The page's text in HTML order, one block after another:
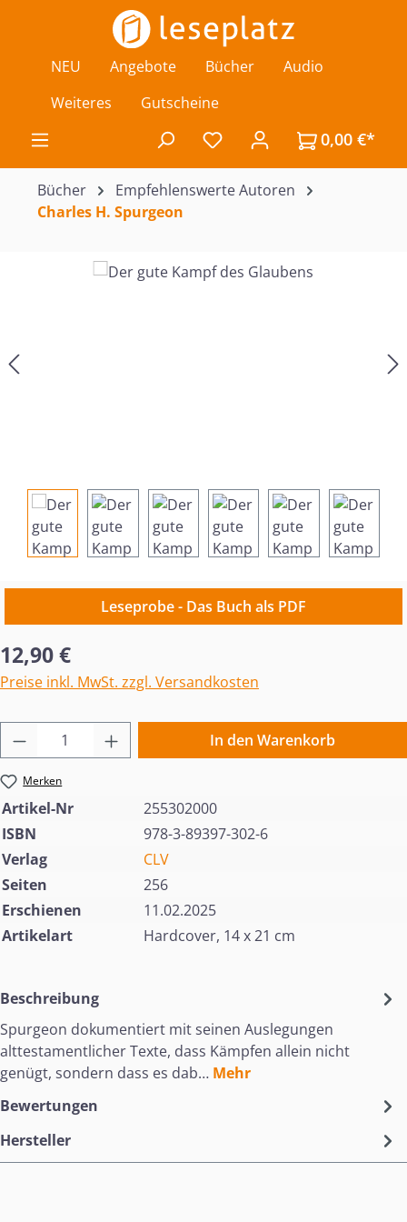
Zum Hauptinhalt springen
NEU Angebote Bücher
Audio
Weiteres
Gutscheine
Du hast 0 Produkte auf
0,00 €*
Bücher
Empfehlenswerte Autoren
Charles H. Spurgeon
Bildergalerie überspringen
Leseprobe - Das Buch als PDF
Regulärer Preis:
12,90 €
Preise inkl. MwSt. zzgl. Versandkosten
Produkt Anzahl: Gib den gewünschten
In den Warenkorb
Merken
Artikel-Nr
255302000
ISBN
978-3-89397-302-6
Verlag
CLV
Seiten
256
Erschienen
11.02.2025
Artikelart
Hardcover, 14 x 21 cm
Beschreibung
Spurgeon dokumentiert mit seinen Auslegungen
alttestamentlicher Texte, dass Kämpfen allein nicht
genügt, sondern dass es dab… Mehr
Bewertungen
Hersteller